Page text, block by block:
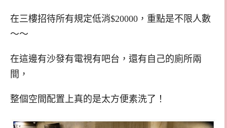
在三樓招待所有規定低消$20000，重點是不限人數
～～
在這邊有沙發有電視有吧台，還有自己的廁所兩
間，
整個空間配置上真的是太方便素洗了！